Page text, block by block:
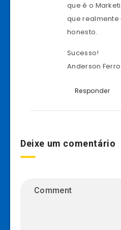
que é o
que realmente
honesto.
Sucesso!
Anderson Ferro
Responder
Deixe um comentário